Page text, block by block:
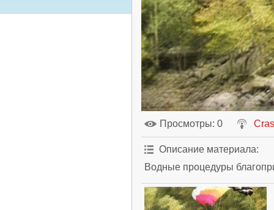
Просмотры: 0
Описание материала:
Водные процедуры